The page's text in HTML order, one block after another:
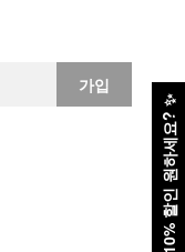
10% 할인 원하세요?
✨
가입